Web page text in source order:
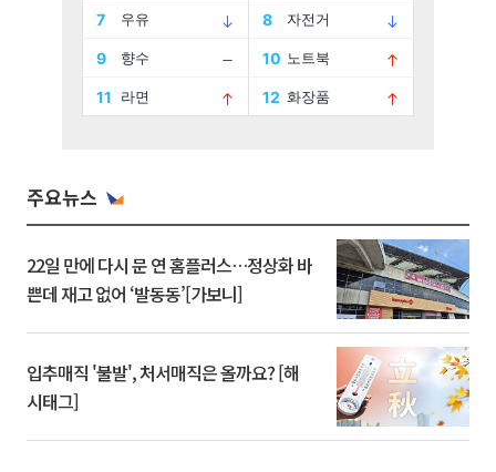
주요뉴스
22일 만에 다시 문 연 홈플러스…정상화 바
쁜데 재고 없어 ‘발동동’[가보니]
입추매직 '불발', 처서매직은 올까요? [해
시태그]